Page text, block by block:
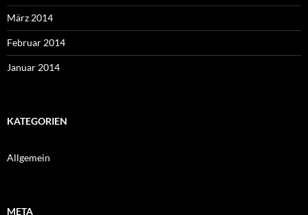
März 2014
Februar 2014
Januar 2014
KATEGORIEN
Allgemein
META